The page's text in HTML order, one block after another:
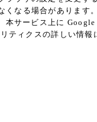
なる場合があります。
本サービス上に
ティクスの詳しい情報